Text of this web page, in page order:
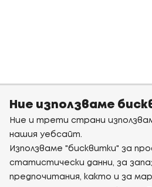
Ние използваме
Ние и трети страни
нашия уебсайт.
Използваме "бисквитки" за
статистически данни, за
предпочитания, както и за